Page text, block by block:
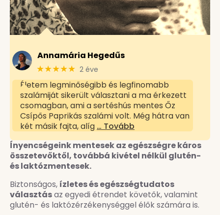
Annamária Hegedűs
★★★★★ 2 éve
Életem legminőségibb és legfinomabb
szalámiját sikerült választani a ma érkezett
csomagban, ami a sertéshús mentes Őz
Csípős Paprikás szalámi volt. Még hátra van
két másik fajta, alíg … Tovább
Ínyencségeink mentesek az egészségre káros
összetevőktől, továbbá kivétel nélkül glutén-
és laktózmentesek.
Biztonságos, ízletes és egészségtudatos
választásaz egyedi étrendet követők, valamint
glutén- és laktózérzékenységgel élők számára is.